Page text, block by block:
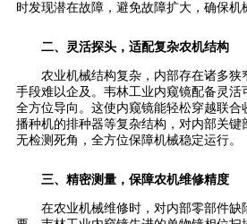
时发现潜在故障，避免故障扩大，确保机
二、灵活探头，适配复杂农机结构
农业机械结构复杂，内部存在诸多狭
手段难以企及。韦林工业内窥镜配备灵活
全方位导向。这使内窥镜能轻松穿越联合
播种机的排种器等复杂结构，对内部关键
无检测死角，全方位保障机械稳定运行。
三、精密测量，保障农机维修精度
在农业机械维修时，对内部零部件缺